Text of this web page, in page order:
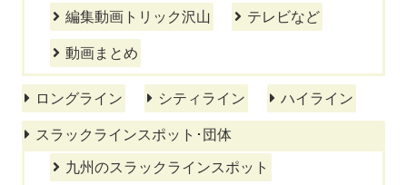
編集動画トリック沢山 テレビなど
動画まとめ
ロングライン シティライン ハイライン
スラックラインスポット･団体
九州のスラックラインスポット